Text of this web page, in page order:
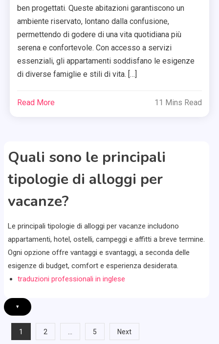
ben progettati. Queste abitazioni garantiscono un
ambiente riservato, lontano dalla confusione,
permettendo di godere di una vita quotidiana più
serena e confortevole. Con accesso a servizi
essenziali, gli appartamenti soddisfano le esigenze
di diverse famiglie e stili di vita. […]
Read More 11 Mins Read
Quali sono le principali
tipologie di alloggi per
vacanze?
Le principali tipologie di alloggi per vacanze includono
appartamenti, hotel, ostelli, campeggi e affitti a breve termine.
Ogni opzione offre vantaggi e svantaggi, a seconda delle
esigenze di budget, comfort e esperienza desiderata.
traduzioni professionali in inglese
▾
Posts
1 2 … 5 Next